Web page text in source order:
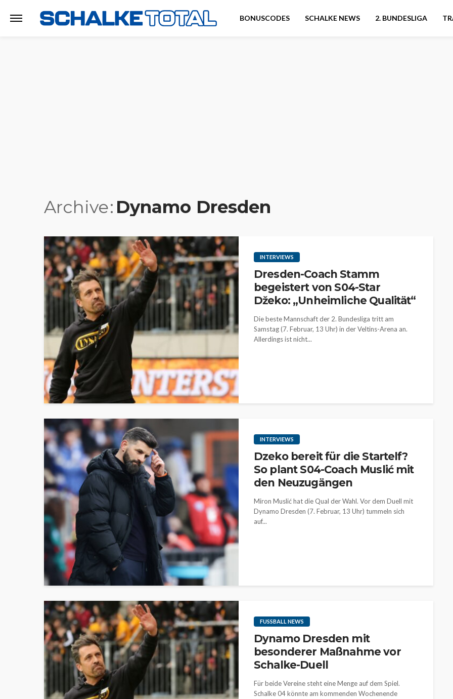
BONUSCODES SCHALKE NEWS 2. BUNDESLIGA
Archive Dynamo Dresden
INTERVIEWS
Dresden-Coach Stamm
begeistert von S04-Star
Džeko: „Unheimliche Qualität“
Die beste Mannschaft der 2. Bundesliga tritt am
Samstag (7. Februar, 13 Uhr) in der Veltins-Arena an.
Allerdings ist nicht...
INTERVIEWS
Dzeko bereit für die Startelf?
So plant S04-Coach Muslić mit
den Neuzugängen
Miron Muslić hat die Qual der Wahl. Vor dem Duell mit
Dynamo Dresden (7. Februar, 13 Uhr) tummeln sich
auf...
FUSSBALL NEWS
Dynamo Dresden mit
besonderer Maßnahme vor
Schalke-Duell
Für beide Vereine steht eine Menge auf dem Spiel.
Schalke 04 könnte am kommenden Wochenende